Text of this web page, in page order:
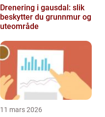
Drenering i gausdal: slik
beskytter du grunnmur og
uteområde
11 mars 2026